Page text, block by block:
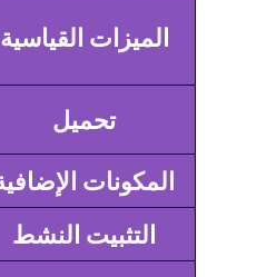
الميزات القياسية
تحميل
المكونات الإضافية
التثبيت النشط